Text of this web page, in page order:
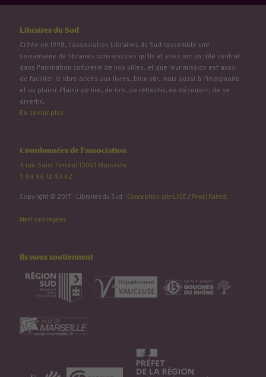
Libraires du Sud
Créée en 1998, l'association Libraires du Sud rassemble une
soixantaine de libraires convaincu.e.s qu’ils et elles ont un rôle central
dans l'animation culturelle de nos villes, et que leur mission est aussi
de faciliter le libre accès aux livres, bien sûr, mais aussi à l'imaginaire
et au plaisir. Plaisir de lire, de rire, de réfléchir, de découvrir, de se
divertir...
En savoir plus
Coordonnées de l'association
4 rue Saint Ferréol 13001 Marseille
T. 04 96 12 43 42
Copyright © 2017 - Libraires du Sud - Conception site LIGE/ Fewzi Raffed
Mentions légales
Ils nous soutiennent